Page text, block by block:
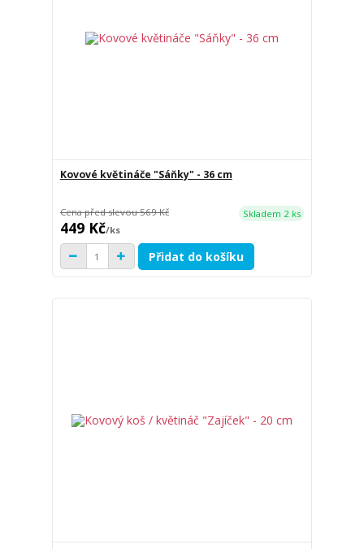
Kovové květináče "Sáňky" - 36 cm
Cena před slevou569 Kč
449 Kč/ks
Skladem 2 ks
Přidat do košíku